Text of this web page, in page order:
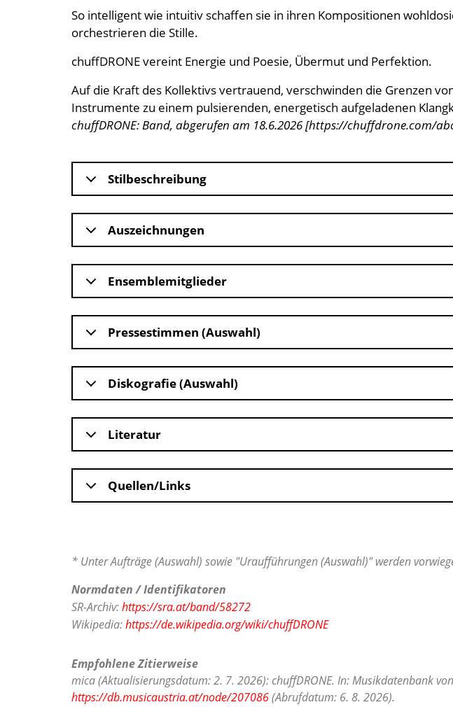
So intelligent wie intuitiv schaffen sie in ihren Kompositionen
orchestrieren die Stille.
chuffDRONE vereint Energie und Poesie, Übermut und Perfektion.
Auf die Kraft des Kollektivs vertrauend, verschwinden die Grenzen
Instrumente zu einem pulsierenden, energetisch aufgeladenen
chuffDRONE: Band, abgerufen am 18.6.2026 [https://chuffdrone.com/
Stilbeschreibung
Auszeichnungen
Ensemblemitglieder
Pressestimmen (Auswahl)
Diskografie (Auswahl)
Literatur
Quellen/Links
* Unter Aufträge (Auswahl) sowie "Uraufführungen (Auswahl)" werden
Normdaten / Identifikatoren
SR-Archiv:https://sra.at/band/58272
Wikipedia:https://de.wikipedia.org/wiki/chuffDRONE
Empfohlene Zitierweise
mica (Aktualisierungsdatum: 2. 7. 2026): chuffDRONE. In: Musikdatenbank
https://db.musicaustria.at/node/207086(Abrufdatum: 6. 8. 2026).